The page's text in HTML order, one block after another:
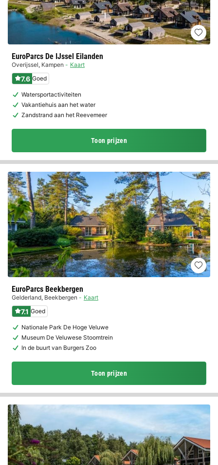
EuroParcs De IJssel Eilanden
Overijssel, Kampen Kaart
7.6 Goed
Watersportactiviteiten
Vakantiehuis aan het water
Zandstrand aan het Reevemeer
Toon prijzen
EuroParcs Beekbergen
Gelderland, Beekbergen Kaart
7.1 Goed
Nationale Park De Hoge Veluwe
Museum De Veluwese Stoomtrein
In de buurt van Burgers Zoo
Toon prijzen